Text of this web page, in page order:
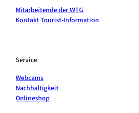
Mitarbeitende der WTG
Kontakt Tourist-Information
Service
Webcams
Nachhaltigkeit
Onlineshop